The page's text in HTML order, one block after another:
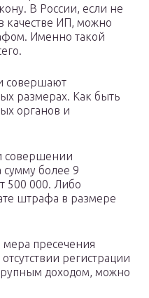
В России, если не
качестве ИП, можно
Именно такой
совершают
размерах. Как быть
органов и
совершении
более 9
500 000. Либо
штрафа в размере
мера пресечения
регистрации
доходом, можно